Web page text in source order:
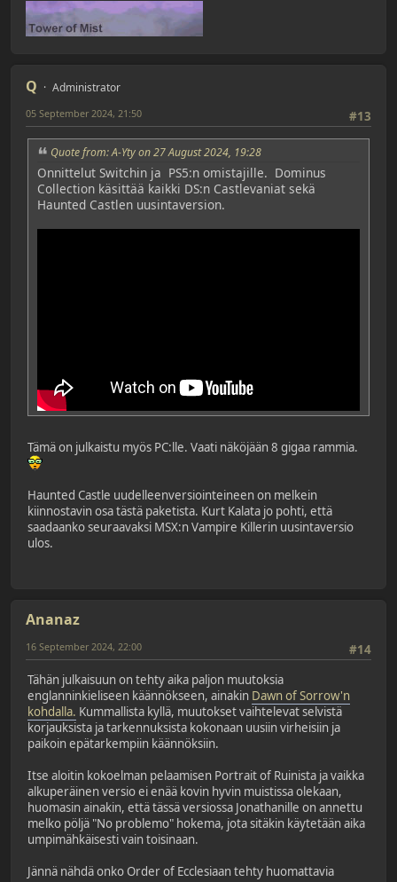
Q Administrator
#13
05 September 2024, 21:50
Quote from: A-Yty on 27 August 2024, 19:28
Onnittelut Switchin ja PS5:n omistajille. Dominus
Collection käsittää kaikki DS:n Castlevaniat sekä
Haunted Castlen uusintaversion.
Tämä on julkaistu myös PC:lle. Vaati näköjään 8 gigaa rammia.
Haunted Castle uudelleenversiointeineen on melkein
kiinnostavin osa tästä paketista. Kurt Kalata jo pohti, että
saadaanko seuraavaksi MSX:n Vampire Killerin uusintaversio
ulos.
Ananaz
#14
16 September 2024, 22:00
Tähän julkaisuun on tehty aika paljon muutoksia
englanninkieliseen käännökseen, ainakin Dawn of Sorrow'n
kohdalla. Kummallista kyllä, muutokset vaihtelevat selvistä
korjauksista ja tarkennuksista kokonaan uusiin virheisiin ja
paikoin epätarkempiin käännöksiin.
Itse aloitin kokoelman pelaamisen Portrait of Ruinista ja vaikka
alkuperäinen versio ei enää kovin hyvin muistissa olekaan,
huomasin ainakin, että tässä versiossa Jonathanille on annettu
melko pöljä "No problemo" hokema, jota sitäkin käytetään aika
umpimähkäisesti vain toisinaan.
Jännä nähdä onko Order of Ecclesiaan tehty huomattavia